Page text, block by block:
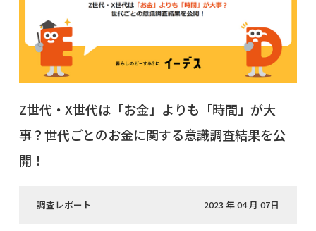
Z世代・X世代は「お金」よりも「時間」が大
事？世代ごとのお金に関する意識調査結果を公
開！
調査レポート 2023 年 04 月 07日